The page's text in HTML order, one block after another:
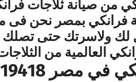
من صيانة ثلاجات
ماركة فرانكي بمصر
لك ولاسرتك حتى
العالمية من
– 01000979237